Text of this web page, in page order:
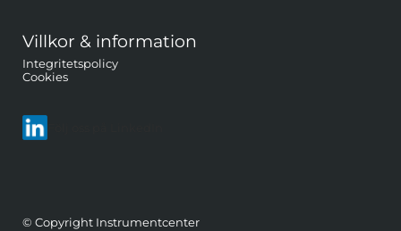
Villkor & information
Integritetspolicy
Cookies
© Copyright Instrumentcenter